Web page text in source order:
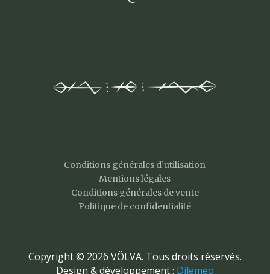
Conditions générales d’utilisation
Mentions légales
Conditions générales de vente
Politique de confidentialité
Copyright © 2026 VÖLVA. Tous droits réservés.
Design & développement : Dilemeo